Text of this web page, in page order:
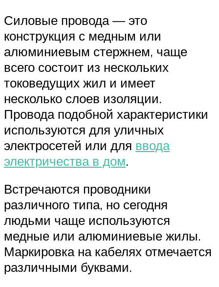
Силовые провода — это
конструкция с медным или
алюминиевым стержнем, чаще
всего состоит из нескольких
токоведущих жил и имеет
несколько слоев изоляции.
Провода подобной характеристики
используются для уличных
электросетей или для ввода
электричества в дом.
Встречаются проводники
различного типа, но сегодня
людьми чаще используются
медные или алюминиевые жилы.
Маркировка на кабелях отмечается
различными буквами.